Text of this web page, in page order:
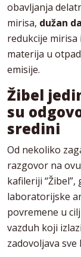
obavljanja
mirisa, dužan
redukcije
materija u
emisije.
Žibel
su
sredini
Od nekoliko
razgovor na
kafileriji
laboratorijske
povremene u
vazduh koji
zadovoljava